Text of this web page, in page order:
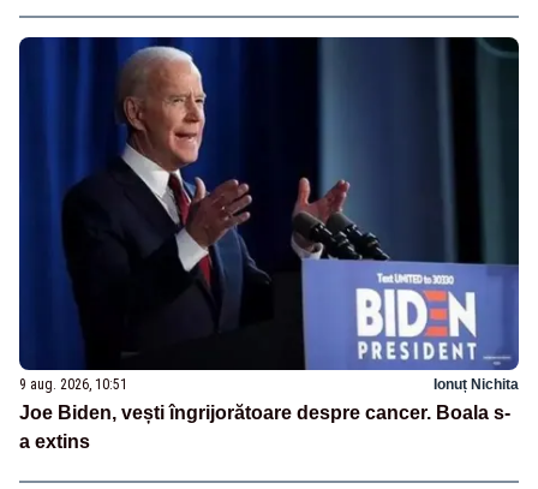
9 aug. 2026, 10:51 Ionuț Nichita
Joe Biden, vești îngrijorătoare despre cancer. Boala s-
a extins